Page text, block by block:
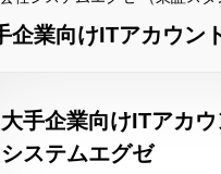
企業向けITアカウン
大手企業向けITアカ
システムエグゼ